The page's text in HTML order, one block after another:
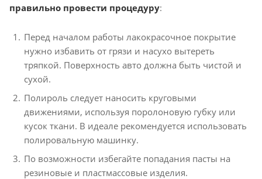
правильно провести процедуру:
Перед началом работы лакокрасочное покрытие
нужно избавить от грязи и насухо вытереть
тряпкой. Поверхность авто должна быть чистой и
сухой.
Полироль следует наносить круговыми
движениями, используя поролоновую губку или
кусок ткани. В идеале рекомендуется использовать
полировальную машинку.
По возможности избегайте попадания пасты на
резиновые и пластмассовые изделия.